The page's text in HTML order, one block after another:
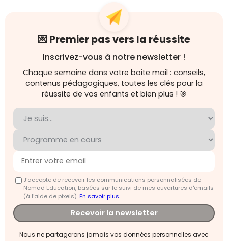
💌 Premier pas vers la réussite
Inscrivez-vous à notre newsletter !
Chaque semaine dans votre boite mail : conseils,
contenus pédagogiques, toutes les clés pour la
réussite de vos enfants et bien plus ! 🎯
J'accepte de recevoir les communications personnalisées de
Nomad Education, basées sur le suivi de mes ouvertures d'emails
(à l’aide de pixels).En savoir plus
Recevoir la newsletter
Nous ne partagerons jamais vos données personnelles avec